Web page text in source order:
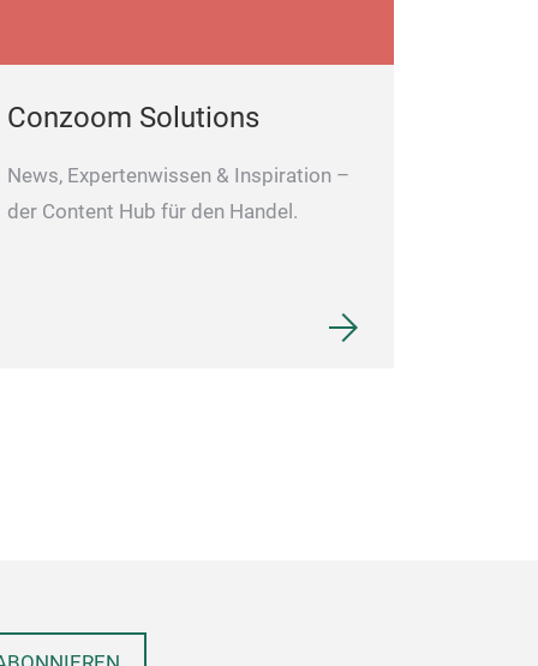
Conzoom Solutions
News, Expertenwissen & Inspiration –
der Content Hub für den Handel.